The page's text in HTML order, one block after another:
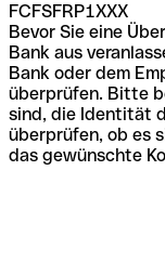
FCFSFRP1XXX
Bevor Sie eine
Bank aus
Bank oder dem
überprüfen. Bitte
sind, die Identität
überprüfen, ob es
das gewünschte